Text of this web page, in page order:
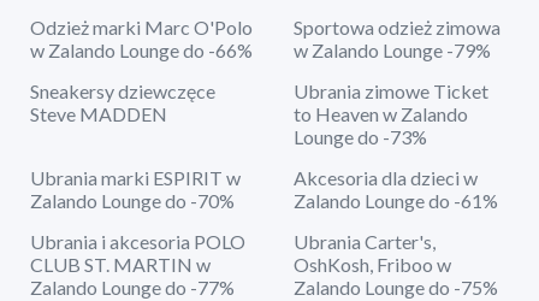
Odzież marki Marc O'Polo
w Zalando Lounge do -66%
Sportowa odzież zimowa
w Zalando Lounge -79%
Sneakersy dziewczęce
Steve MADDEN
Ubrania zimowe Ticket
to Heaven w Zalando
Lounge do -73%
Ubrania marki ESPIRIT w
Zalando Lounge do -70%
Akcesoria dla dzieci w
Zalando Lounge do -61%
Ubrania i akcesoria POLO
CLUB ST. MARTIN w
Zalando Lounge do -77%
Ubrania Carter's,
OshKosh, Friboo w
Zalando Lounge do -75%